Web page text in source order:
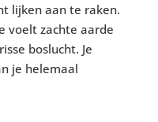
lijken aan te raken.
voelt zachte aarde
boslucht. Je
je helemaal